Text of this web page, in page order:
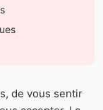
de vous sentir